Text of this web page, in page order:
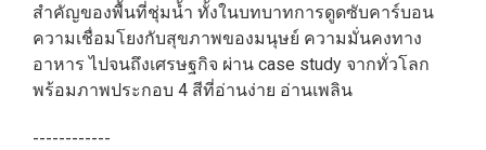
สำคัญของพื้นที่ชุ่มน้ำ ทั้งในบทบาทการดูดซับคาร์บอน
ความเชื่อมโยงกับสุขภาพของมนุษย์ ความมั่นคงทาง
อาหาร ไปจนถึงเศรษฐกิจ ผ่าน case study จากทั่วโลก
พร้อมภาพประกอบ 4 สีที่อ่านง่าย อ่านเพลิน
------------